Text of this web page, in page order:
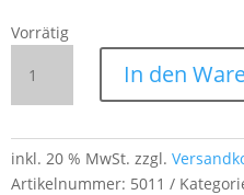
Vorrätig
Spülbürsten-
Ersatzkopf
5 cm
passend
für
In den
inkl. 20 % MwSt. zzgl.
Artikelnummer: 5011